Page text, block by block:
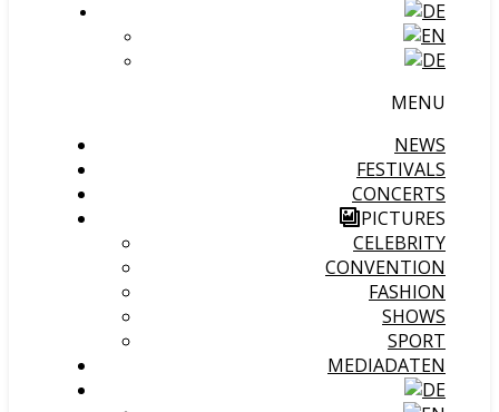
MENU
NEWS
FESTIVALS
CONCERTS
PICTURES
CELEBRITY
CONVENTION
FASHION
SHOWS
SPORT
MEDIADATEN